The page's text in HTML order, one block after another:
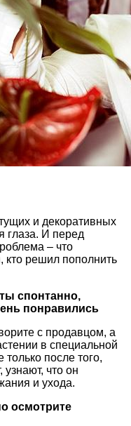
и декоративных
глаза. И перед
– что
кто решил пополнить
спонтанно,
понравились
с продавцом, а
в специальной
после того,
узнают, что он
и ухода.
осмотрите